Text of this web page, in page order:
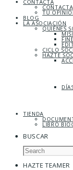
CONTACTA
CONTACTA
TU
BLOG
LA ASOCIACIÓN
QUIÉNES
CICLO
HAZTE
TIENDA
LIBRO
BUSCAR
HAZTE TEAMER